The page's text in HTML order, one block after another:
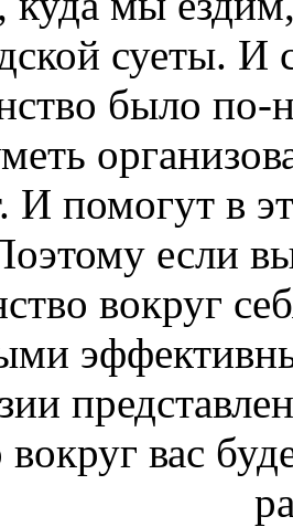
суеты. И
было
И помогут в
если
вокруг
вас